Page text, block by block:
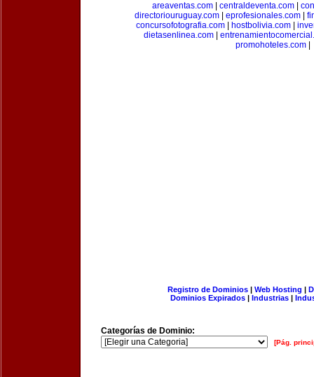
areaventas.com
centraldeventa.com
directoriouruguay.com
eprofesionales.com
concursofotografia.com| hostbolivia.com|
dietasenlinea.com|
promohoteles.com|
Registro de Dominios| Web Hosting |
Dominios Expirados | Industrias |
Categorías de Dominio:
[Pág.